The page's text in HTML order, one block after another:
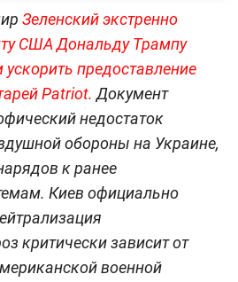
Зеленский экстренно
США Дональду Трампу
предоставление
Patriot.Документ
недостаток
обороны на Украине,
к ранее
Киев официально
критически зависит от
военной